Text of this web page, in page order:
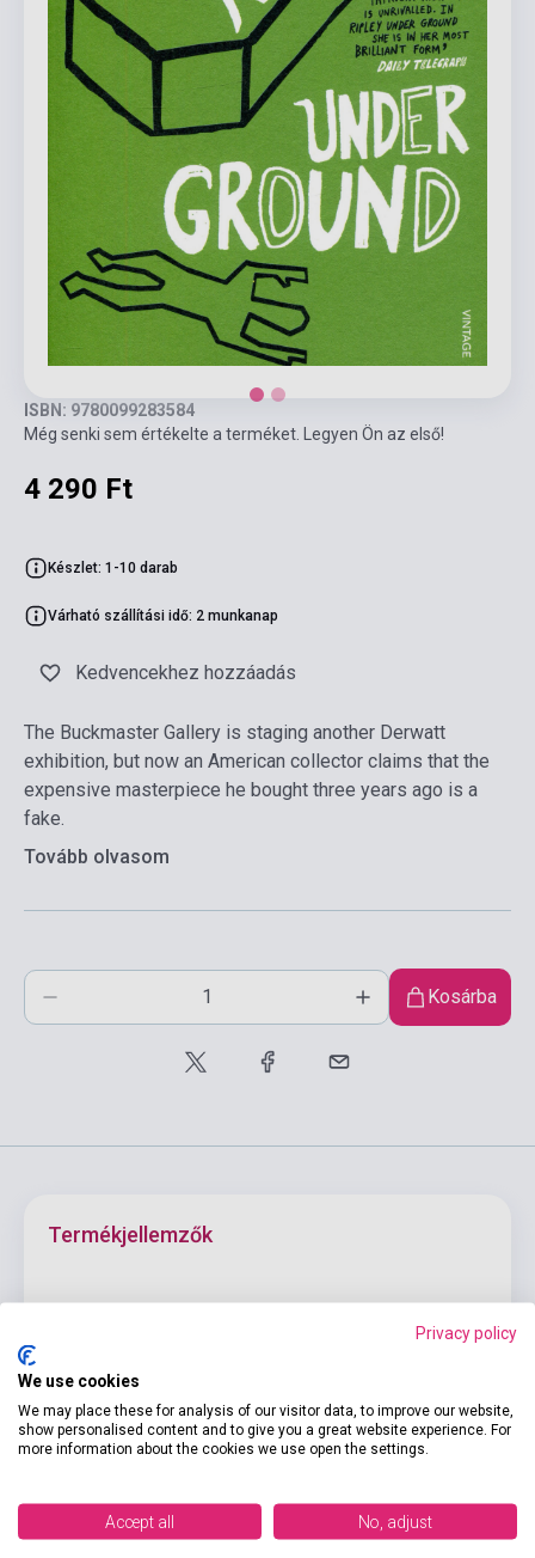
ISBN: 9780099283584
Még senki sem értékelte a terméket. Legyen Ön az első!
4 290 Ft
Készlet: 1-10 darab
Várható szállítási idő: 2 munkanap
Kedvencekhez hozzáadás
The Buckmaster Gallery is staging another Derwatt
exhibition, but now an American collector claims that the
expensive masterpiece he bought three years ago is a
fake.
Tovább olvasom
Kosárba
Termékjellemzők
Kötés Puhakötés
Kiadási év
Privacy policy
We use cookies
We may place these for analysis of our visitor data, to improve our website,
show personalised content and to give you a great website experience. For
more information about the cookies we use open the settings.
Accept all No, adjust